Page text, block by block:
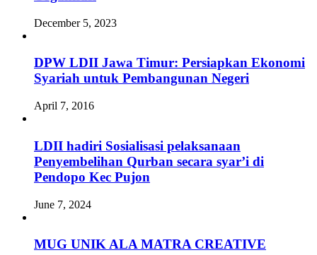
December 5, 2023
DPW LDII Jawa Timur: Persiapkan Ekonomi
Syariah untuk Pembangunan Negeri
April 7, 2016
LDII hadiri Sosialisasi pelaksanaan
Penyembelihan Qurban secara syar’i di
Pendopo Kec Pujon
June 7, 2024
MUG UNIK ALA MATRA CREATIVE